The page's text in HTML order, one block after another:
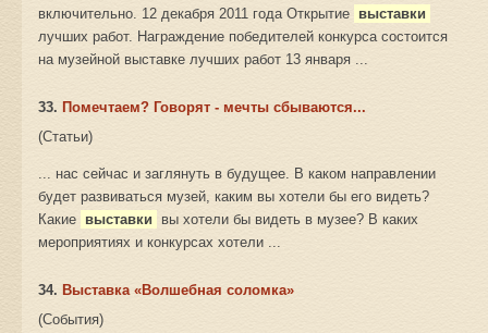
включительно. 12 декабря 2011 года Открытие выставки
лучших работ. Награждение победителей конкурса состоится
на музейной выставке лучших работ 13 января ...
33. Помечтаем? Говорят - мечты сбываются...
(Статьи)
... нас сейчас и заглянуть в будущее. В каком направлении
будет развиваться музей, каким вы хотели бы его видеть?
Какие выставки
вы хотели бы видеть в музее? В каких
мероприятиях и конкурсах хотели ...
34. Выставка «Волшебная соломка»
(События)